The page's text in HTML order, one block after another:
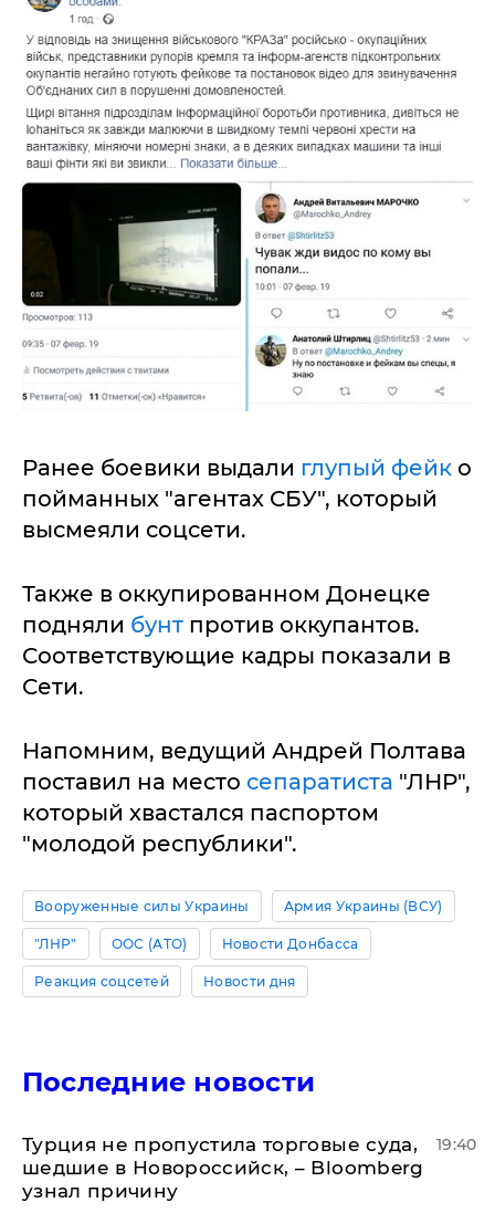
Ранее боевики выдали глупый фейк о
пойманных "агентах СБУ", который
высмеяли соцсети.
Также в оккупированном Донецке
подняли бунт против оккупантов.
Соответствующие кадры показали в
Сети.
Напомним, ведущий Андрей Полтава
поставил на место сепаратиста "ЛНР",
который хвастался паспортом
"молодой республики".
Вооруженные силы Украины Армия Украины (ВСУ)
"ЛНР" ООС (АТО) Новости Донбасса
Реакция соцсетей Новости дня
Последние новости
Турция не пропустила торговые суда,
шедшие в Новороссийск, – Bloomberg
узнал причину
19:40